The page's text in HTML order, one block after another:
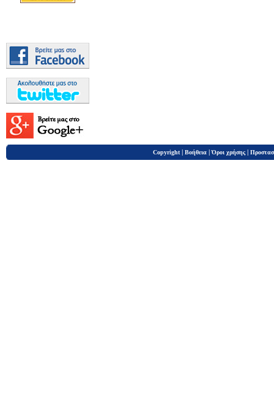
Copyright | Βοήθεια |Όροι χρήσης |